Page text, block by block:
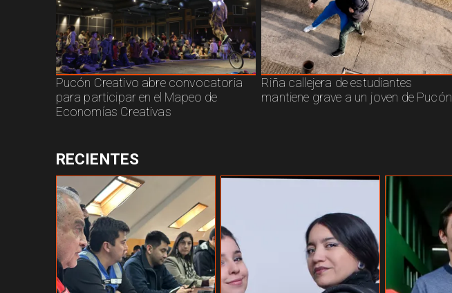
Pucón Creativo abre convocatoria
para participar en el Mapeo de
Economías Creativas
Riña callejera de estudiantes
mantiene grave a un joven de Pucón
RECIENTES